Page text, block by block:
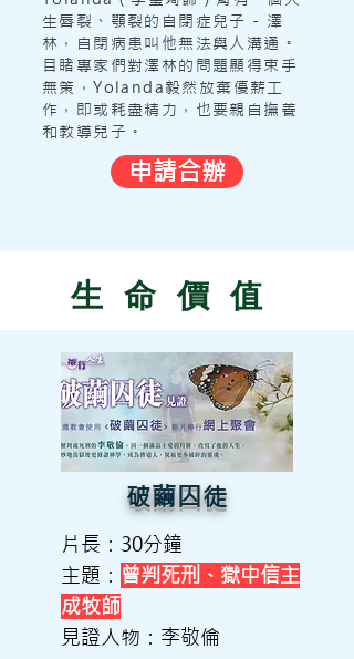
生唇裂、顎裂的自閉症兒子 - 澤
林，自閉病患叫他無法與人溝通。
目睹專家們對澤林的問題顯得束手
無策，Yolanda毅然放棄優薪工
作，即或耗盡精力，也要親自撫養
和教導兒子。
申請合辦
生命價值
破繭囚徒
片長：30分鐘
主題： 曾判死刑、獄中信主
成牧師
見證人物：李敬倫